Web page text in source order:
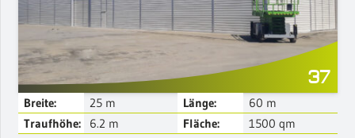
37
Breite: 25m Länge: 60 m
Traufhöhe:
6.2 m Fläche: 1500 qm